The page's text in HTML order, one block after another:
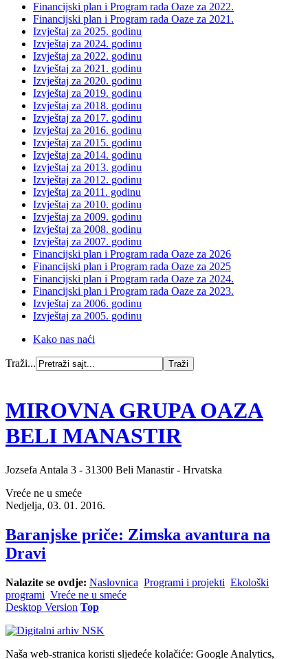
Financijski plan i Program rada Oaze za 2022.
Financijski plan i Program rada Oaze za 2021.
Izvještaj za 2025. godinu
Izvještaj za 2024. godinu
Izvještaj za 2022. godinu
Izvještaj za 2021. godinu
Izvještaj za 2020. godinu
Izvještaj za 2019. godinu
Izvještaj za 2018. godinu
Izvještaj za 2017. godinu
Izvještaj za 2016. godinu
Izvještaj za 2015. godinu
Izvještaj za 2014. godinu
Izvještaj za 2013. godinu
Izvještaj za 2012. godinu
Izvještaj za 2011. godinu
Izvještaj za 2010. godinu
Izvještaj za 2009. godinu
Izvještaj za 2008. godinu
Izvještaj za 2007. godinu
Financijski plan i Program rada Oaze za 2026
Financijski plan i Program rada Oaze za 2025
Financijski plan i Program rada Oaze za 2024.
Financijski plan i Program rada Oaze za 2023.
Izvještaj za 2006. godinu
Izvještaj za 2005. godinu
Kako nas naći
Traži...
MIROVNA GRUPA OAZA
BELI MANASTIR
Jozsefa Antala 3 - 31300 Beli Manastir - Hrvatska
Vreće ne u smeće
Nedjelja, 03. 01. 2016.
Baranjske priče: Zimska avantura na
Dravi
Nalazite se ovdje: Naslovnica Programi i projekti Ekološki
programi Vreće ne u smeće
Desktop Version Top
Naša web-stranica koristi sljedeće kolačiće: Google Analytics,